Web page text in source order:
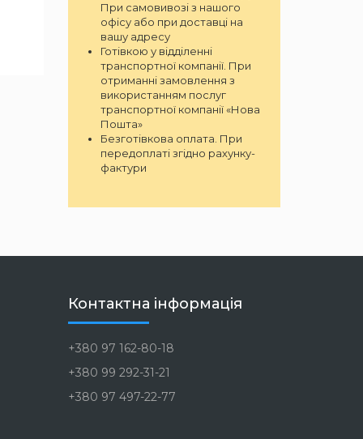
При самовивозі з нашого
офісу або при доставці на
вашу адресу
Готівкою у відділенні
транспортної компанії. При
отриманні замовлення з
використанням послуг
транспортної компанії «Нова
Пошта»
Безготівкова оплата. При
передоплаті згідно рахунку-
фактури
Контактна інформація
+380 97 162-80-18
+380 99 292-31-21
+380 97 497-22-77